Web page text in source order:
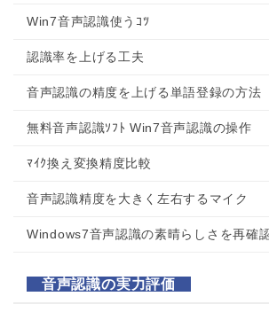
Win7音声認識使うｺﾂ
認識率を上げる工夫
音声認識の精度を上げる単語登録の方法
無料音声認識ｿﾌﾄ Win7音声認識の操作
ﾏｲｸ換え変換精度比較
音声認識精度を大きく左右するマイク
Windows7音声認識の素晴らしさを再確
音声認識の実力評価